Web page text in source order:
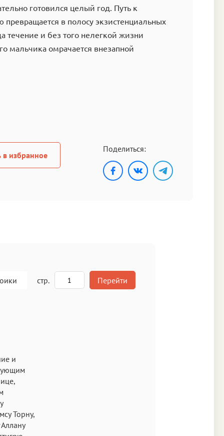
готовился целый год. Путь к
превращается в полосу экзистенциальных
течение и без того нелегкой жизни
мальчика омрачается внезапной
в избранное
Поделиться:
Аа
стр. Перейти
и
Торну,